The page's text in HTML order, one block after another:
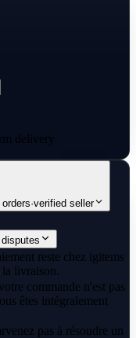
delivery
·verified seller
disputes
reste chez igitems
la livraison.
commande n'est pas
êtes intégralement
pas à résoudre un